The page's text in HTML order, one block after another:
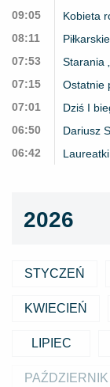
09:05
Kobieta
08:11
07:53
Starania
07:15
Ostatnie
07:01
Dziś I
06:50
Dariusz
06:42
2026
STYCZEŃ
KWIECIEŃ
LIPIEC
PAŹDZIERNIK